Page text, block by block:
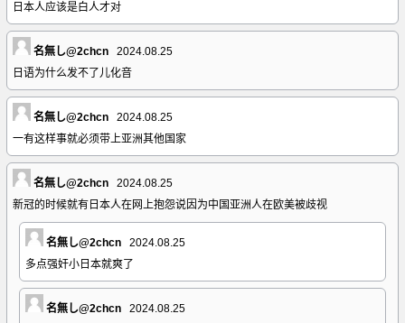
日本人应该是白人才对
名無し@2chcn
2024.08.25
日语为什么发不了儿化音
名無し@2chcn
2024.08.25
一有这样事就必须带上亚洲其他国家
名無し@2chcn
2024.08.25
新冠的时候就有日本人在网上抱怨说因为中国亚洲人在欧美被歧视
名無し@2chcn
2024.08.25
多点强奸小日本就爽了
名無し@2chcn
2024.08.25